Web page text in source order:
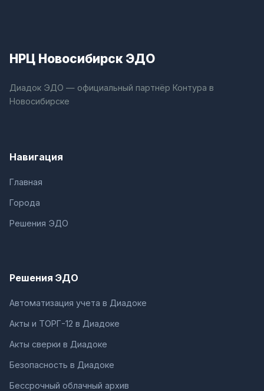
НРЦ Новосибирск ЭДО
Диадок ЭДО — официальный партнёр Контура в
Новосибирске
Навигация
Главная
Города
Решения ЭДО
Решения ЭДО
Автоматизация учета в Диадоке
Акты и ТОРГ-12 в Диадоке
Акты сверки в Диадоке
Безопасность в Диадоке
Бессрочный облачный архив